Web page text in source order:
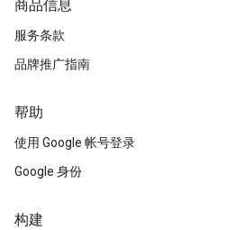
商品信息
服务条款
品牌推广指南
帮助
使用 Google 帐号登录
Google 身份
构建